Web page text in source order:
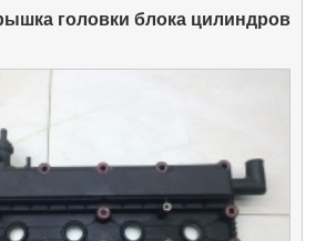
головки блока цилиндров